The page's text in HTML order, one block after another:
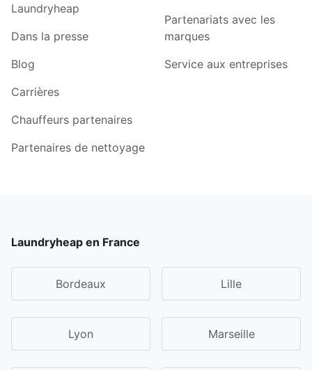
Laundryheap
Dans la presse
Blog
Carrières
Chauffeurs partenaires
Partenaires de nettoyage
Partenariats avec les
marques
Service aux entreprises
Laundryheap en France
Bordeaux Lille
Lyon Marseille